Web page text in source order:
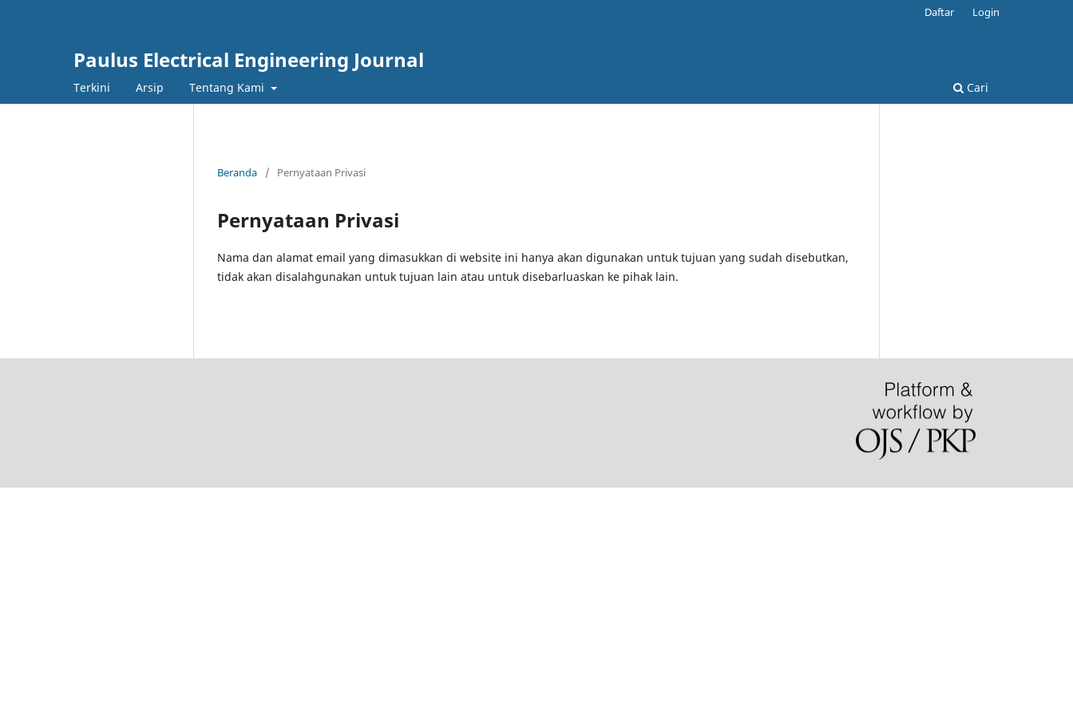
Paulus Electrical Engineering Journal
Terkini Arsip Tentang Kami Cari
Daftar Login
Beranda / Pernyataan Privasi
Pernyataan Privasi
Nama dan alamat email yang dimasukkan di website ini hanya akan digunakan untuk tujuan yang sudah disebutkan,
tidak akan disalahgunakan untuk tujuan lain atau untuk disebarluaskan ke pihak lain.